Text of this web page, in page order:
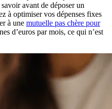
avant de déposer un
à optimiser vos dépenses fixes
à une mutuelle pas chère pour
d’euros par mois, ce qui n’est